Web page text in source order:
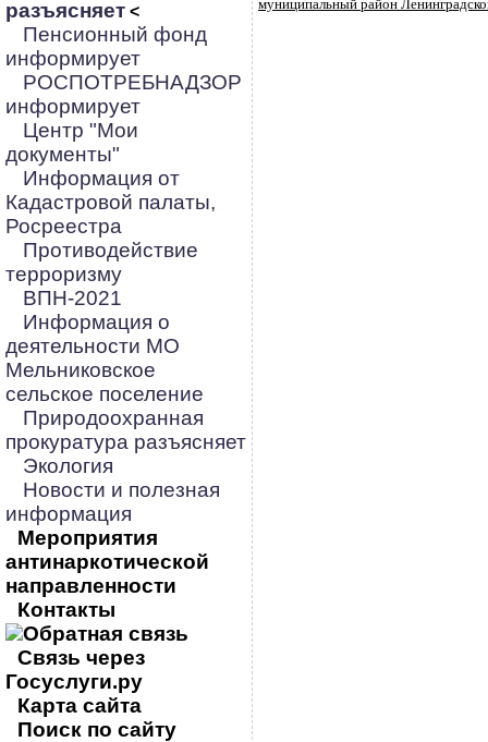
разъясняет <
Пенсионный фонд
информирует
РОСПОТРЕБНАДЗОР
информирует
Центр "Мои
документы"
Информация от
Кадастровой палаты,
Росреестра
Противодействие
терроризму
ВПН-2021
Информация о
деятельности МО
Мельниковское
сельское поселение
Природоохранная
прокуратура разъясняет
Экология
Новости и полезная
информация
Мероприятия
антинаркотической
направленности
Контакты
Обратная связь
Связь через
Госуслуги.ру
Карта сайта
Поиск по сайту
муниципальный район